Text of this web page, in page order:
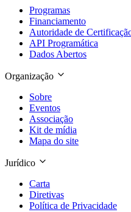
Programas
Financiamento
Autoridade de
API Programática
Dados Abertos
Organização
Sobre
Eventos
Associação
Kit de mídia
Mapa do site
Jurídico
Carta
Diretivas
Política de Privacidade